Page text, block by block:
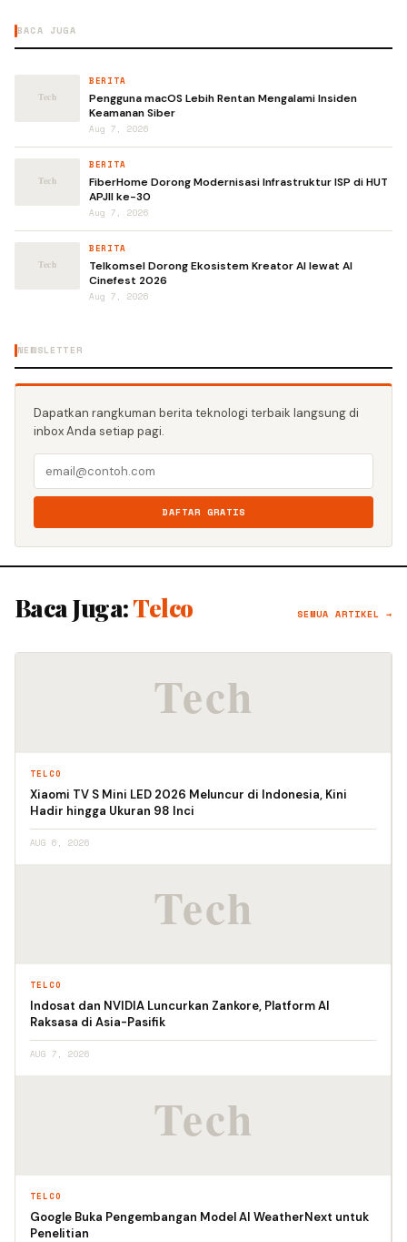
BACA JUGA
BERITA
Pengguna macOS Lebih Rentan Mengalami Insiden
Keamanan Siber
Aug 7, 2026
BERITA
FiberHome Dorong Modernisasi Infrastruktur ISP di HUT
APJII ke-30
Aug 7, 2026
BERITA
Telkomsel Dorong Ekosistem Kreator AI lewat AI
Cinefest 2026
Aug 7, 2026
NEWSLETTER
Dapatkan rangkuman berita teknologi terbaik langsung di
inbox Anda setiap pagi.
DAFTAR GRATIS
Baca Juga:Telco SEMUA ARTIKEL →
TELCO
Xiaomi TV S Mini LED 2026 Meluncur di Indonesia, Kini
Hadir hingga Ukuran 98 Inci
AUG 6, 2026
TELCO
Indosat dan NVIDIA Luncurkan Zankore, Platform AI
Raksasa di Asia-Pasifik
AUG 7, 2026
TELCO
Google Buka Pengembangan Model AI WeatherNext untuk
Penelitian